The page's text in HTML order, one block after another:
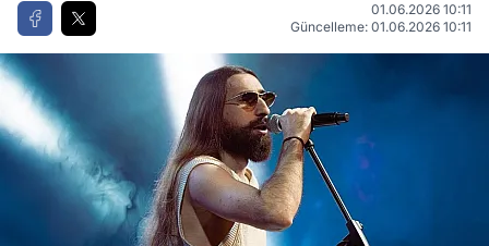
01.06.2026 10:11
Güncelleme: 01.06.2026 10:11